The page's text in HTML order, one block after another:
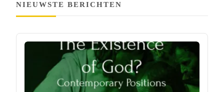
NIEUWSTE BERICHTEN